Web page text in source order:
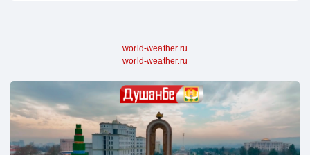
world-weather.ru
world-weather.ru